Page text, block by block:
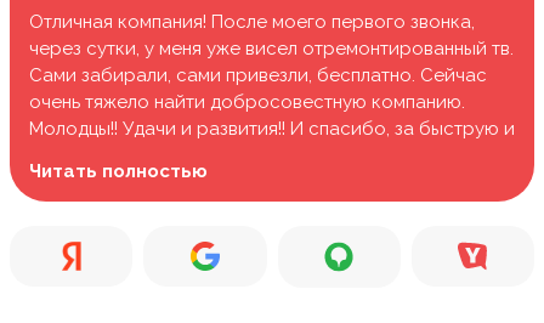
Отличная компания! После моего первого звонка,
через сутки, у меня уже висел отремонтированный тв.
Сами забирали, сами привезли, бесплатно. Сейчас
очень тяжело найти добросовестную компанию.
Молодцы!! Удачи и развития!! И спасибо, за быструю и
Читать полностью